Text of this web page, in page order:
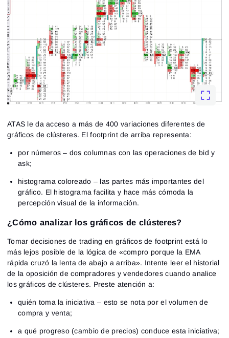
ATAS le da acceso a más de 400 variaciones diferentes de
gráficos de clústeres. El footprint de arriba representa:
por números – dos columnas con las operaciones de bid y
ask;
histograma coloreado – las partes más importantes del
gráfico. El histograma facilita y hace más cómoda la
percepción visual de la información.
¿Cómo analizar los gráficos de clústeres?
Tomar decisiones de trading en gráficos de footprint está lo
más lejos posible de la lógica de «compro porque la EMA
rápida cruzó la lenta de abajo a arriba». Intente leer el historial
de la oposición de compradores y vendedores cuando analice
los gráficos de clústeres. Preste atención a:
quién toma la iniciativa – esto se nota por el volumen de
compra y venta;
a qué progreso (cambio de precios) conduce esta iniciativa;
Close ¿Olvidaste tu contraseña?
Acceder
¿No tienes cuenta? Registrarse
Restablecer contraseña
Registrarse
¿Ya tienes una cuenta? Inicia sesión